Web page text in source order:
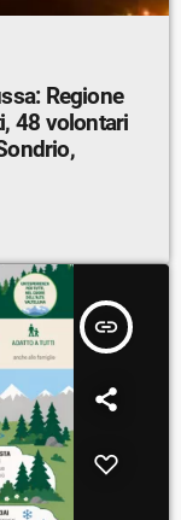
Regione
48 volontari
insert_link